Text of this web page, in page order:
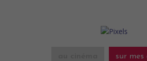
sur mes